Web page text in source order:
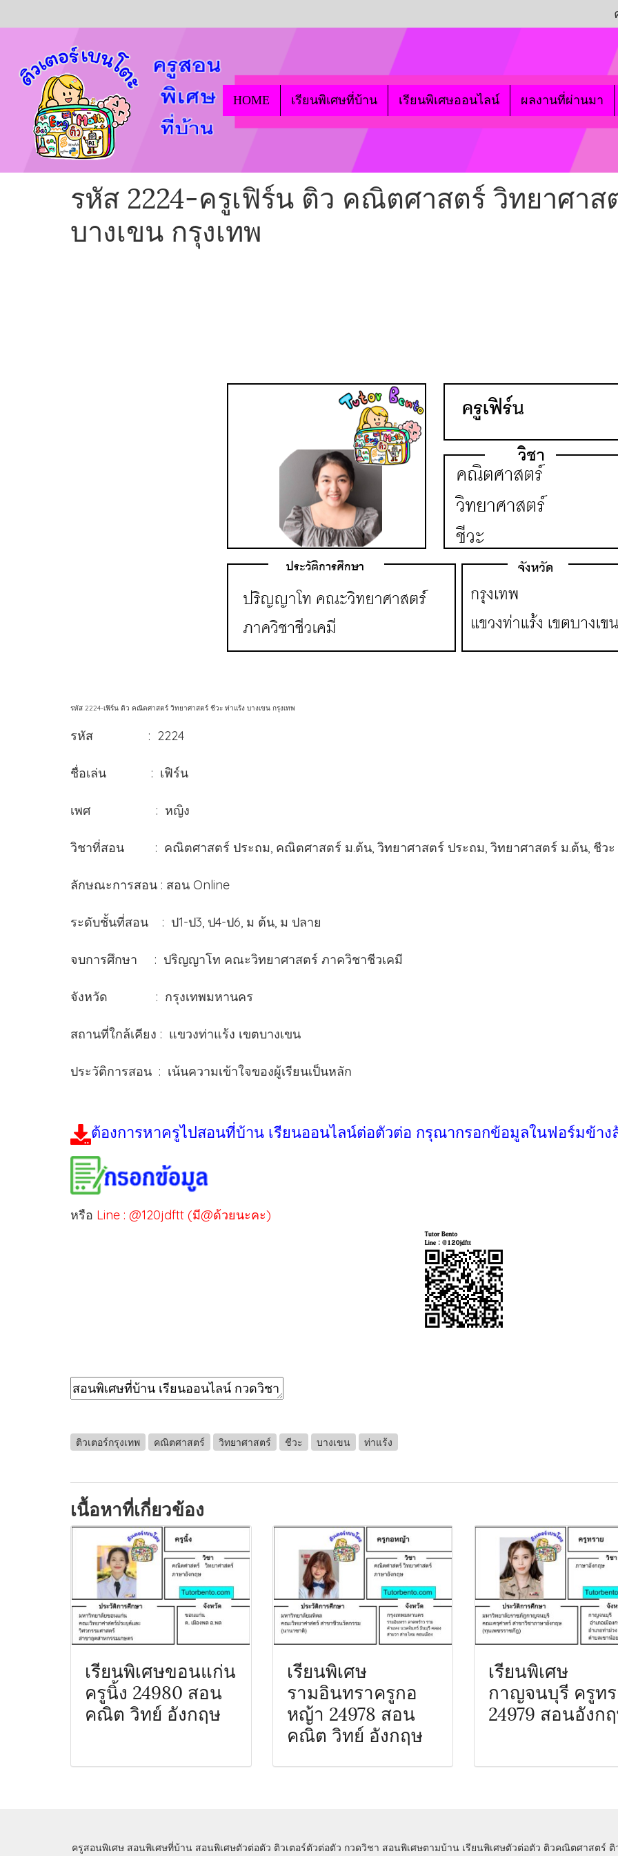
HOME เรียนพิเศษที่บ้าน เรียนพิเศษออนไลน์ ผลงานที่ผ่านมา
รหัส 2224-ครูเฟิร์น ติว คณิตศาสตร์ วิทยาศาส
บางเขน กรุงเทพ
รหัส 2224-เฟิร์น ติว คณิตศาสตร์ วิทยาศาสตร์ ชีวะ ท่าแร้ง บางเขน กรุงเทพ
รหัส : 2224
ชื่อเล่น : เฟิร์น
เพศ : หญิง
วิชาที่สอน : คณิตศาสตร์ ประถม, คณิตศาสตร์ ม.ต้น, วิทยาศาสตร์ ประถม, วิทยาศาสตร์ ม.ต้น, ชีวะ
ลักษณะการสอน : สอน Online
ระดับชั้นที่สอน : ป1-ป3, ป4-ป6, ม ต้น, ม ปลาย
จบการศึกษา : ปริญญาโท คณะวิทยาศาสตร์ ภาควิชาชีวเคมี
จังหวัด : กรุงเทพมหานคร
สถานที่ใกล้เคียง : แขวงท่าแร้ง เขตบางเขน
ประวัติการสอน : เน้นความเข้าใจของผู้เรียนเป็นหลัก
ต้องการหาครูไปสอนที่บ้าน เรียนออนไลน์ต่อตัวต่อ กรุณากรอกข้อมูลในฟอร์มข้าง
หรือ Line : @120jdftt (มี@ด้วยนะคะ)
ติวเตอร์กรุงเทพ คณิตศาสตร์ วิทยาศาสตร์ ชีวะ บางเขน ท่าแร้ง
เนื้อหาที่เกี่ยวข้อง
เรียนพิเศษขอนแก่น
ครูนิ้ง 24980 สอน
คณิต วิทย์ อังกฤษ
เรียนพิเศษ
รามอินทราครูกอ
หญ้า 24978 สอน
คณิต วิทย์ อังกฤษ
เรียนพิเศษ
กาญจนบุรี ครูท
24979 สอนอังก
ครูสอนพิเศษ สอนพิเศษที่บ้าน สอนพิเศษตัวต่อตัว ติวเตอร์ตัวต่อตัว กวดวิชา สอนพิเศษตามบ้าน เรียนพิเศษตัวต่อตัว ติวคณิตศาสตร์ ติ